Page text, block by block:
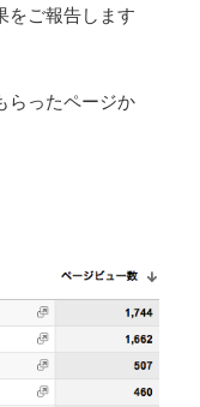
をご報告します
らったページか